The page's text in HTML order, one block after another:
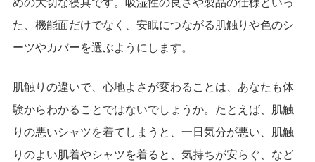
めの大切な寝具です。吸湿性の良さや製品の仕様といっ
た、機能面だけでなく、安眠につながる肌触りや色のシ
ーツやカバーを選ぶようにします。
肌触りの違いで、心地よさが変わることは、あなたも体
験からわかることではないでしょうか。たとえば、肌触
りの悪いシャツを着てしまうと、一日気分が悪い、肌触
りのよい肌着やシャツを着ると、気持ちが安らぐ、など